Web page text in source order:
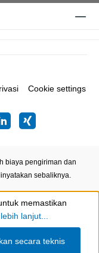
Cookie settings
biaya pengiriman dan
sebaliknya.
memastikan
lanjut...
secara teknis